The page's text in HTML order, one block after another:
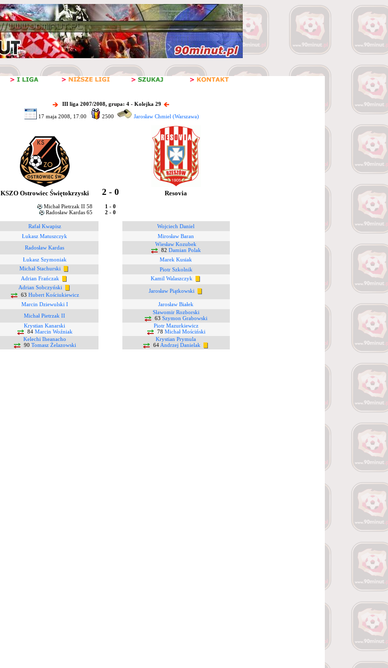
III liga 2007/2008, grupa: 4 - Kolejka 29
17 maja 2008, 17:00 2500 Jarosław Chmiel (Warszawa)
KSZO Ostrowiec Świętokrzyski 2 - 0 Resovia
Michał Pietrzak II 58
1 - 0
Radosław Kardas 65
2 - 0
Rafał Kwapisz
Wojciech Daniel
Łukasz Matuszczyk
Mirosław Baran
Radosław Kardas
Wiesław Kozubek
82 Damian Polak
Łukasz Szymoniak
Marek Kusiak
Michał Stachurski
Piotr Szkolnik
Adrian Frańczak
Kamil Walaszczyk
Adrian Sobczyński
63 Hubert Kościukiewicz
Jarosław Piątkowski
Marcin Dziewulski I
Jarosław Białek
Michał Pietrzak II
Sławomir Rozborski
63 Szymon Grabowski
Krystian Kanarski
84 Marcin Woźniak
Piotr Mazurkiewicz
78 Michał Mościński
Kelechi Iheanacho
90 Tomasz Żelazowski
Krystian Prymula
64 Andrzej Danielak